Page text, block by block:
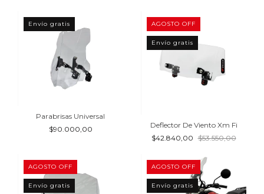
Envío gratis
Parabrisas Universal
$90.000,00
AGOSTO OFF
Envío gratis
Deflector De Viento Xm Fi
$42.840,00 $53.550,00
AGOSTO OFF
Envío gratis
AGOSTO OFF
Envío gratis